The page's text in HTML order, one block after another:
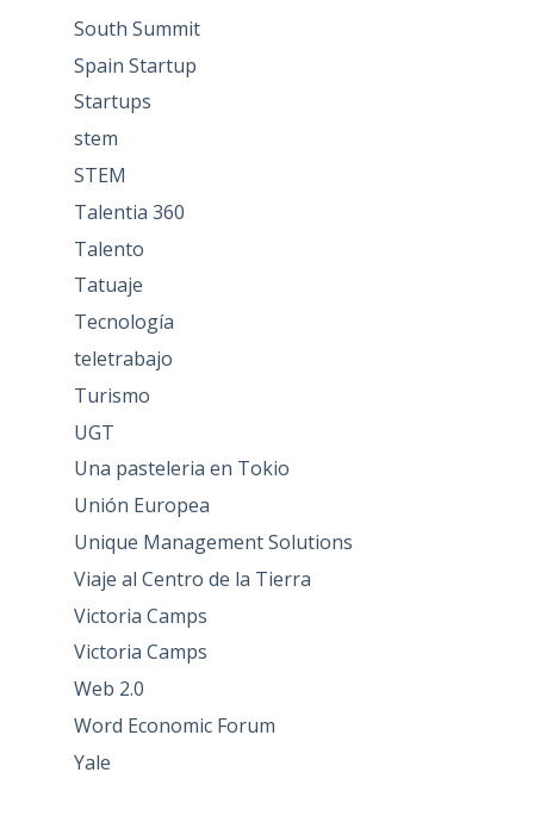
South Summit
Spain Startup
Startups
stem
STEM
Talentia 360
Talento
Tatuaje
Tecnología
teletrabajo
Turismo
UGT
Una pasteleria en Tokio
Unión Europea
Unique Management Solutions
Viaje al Centro de la Tierra
Victoria Camps
Victoria Camps
Web 2.0
Word Economic Forum
Yale